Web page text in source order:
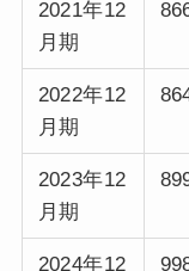
2021年12
月期
2022年12
月期
2023年12
月期
2024年12